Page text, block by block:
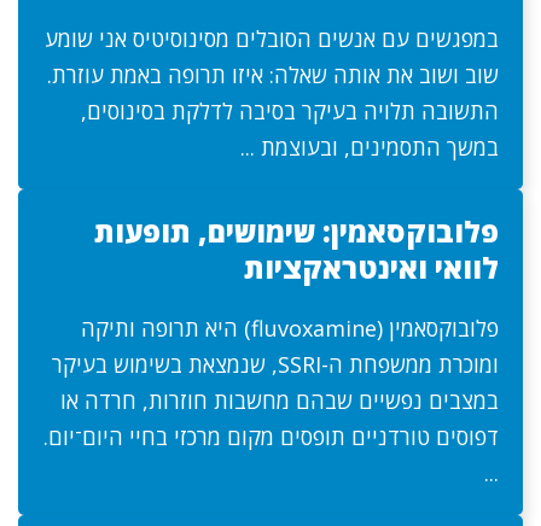
במפגשים עם אנשים הסובלים מסינוסיטיס אני שומע
שוב ושוב את אותה שאלה: איזו תרופה באמת עוזרת.
התשובה תלויה בעיקר בסיבה לדלקת בסינוסים,
במשך התסמינים, ובעוצמת ...
פלובוקסאמין: שימושים, תופעות
לוואי ואינטראקציות
פלובוקסאמין (fluvoxamine) היא תרופה ותיקה
ומוכרת ממשפחת ה-SSRI, שנמצאת בשימוש בעיקר
במצבים נפשיים שבהם מחשבות חוזרות, חרדה או
דפוסים טורדניים תופסים מקום מרכזי בחיי היום־יום.
...